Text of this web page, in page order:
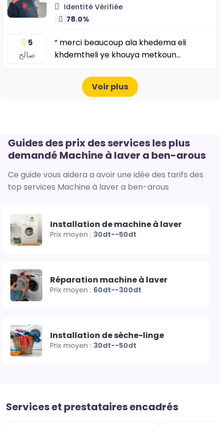
Identité Vérifiée
78.0%
5
صالح
“ merci beaucoup ala khedema eli
khdemtheli ye khouya metkoun
Voir plus
Guides des prix des services les plus
demandé Machine à laver a ben-arous
Ce guide vous aidera a avoir une idée des tarifs des
top services Machine à laver a ben-arous
Installation de machine à laver
Prix moyen : 30dt--50dt
Réparation machine à laver
Prix moyen : 60dt--300dt
Installation de sèche-linge
Prix moyen : 30dt--50dt
Services et prestataires encadrés